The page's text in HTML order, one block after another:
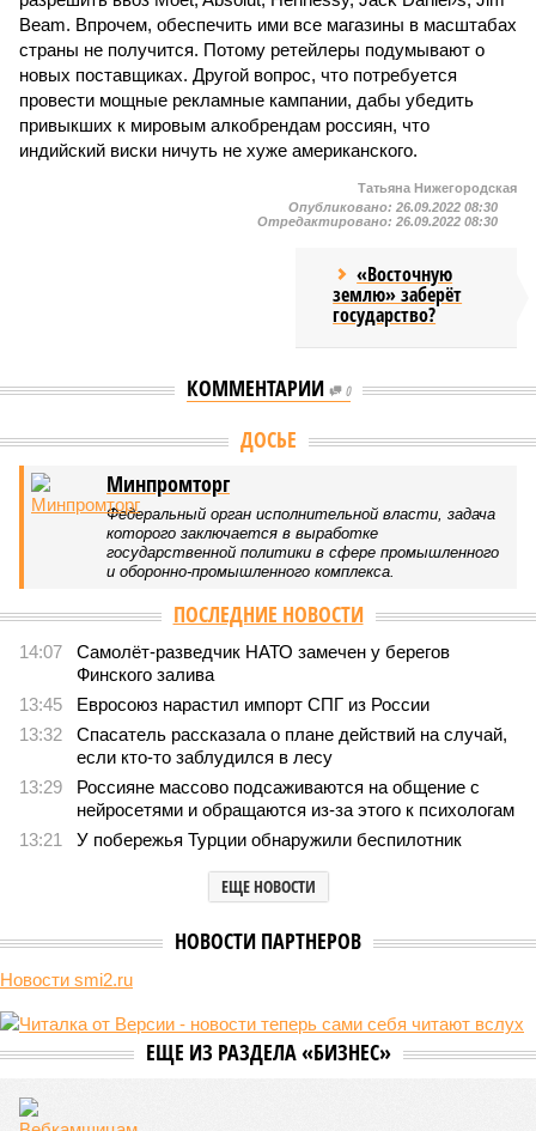
Beam. Впрочем, обеспечить ими все магазины в масштабах
страны не получится. Потому ретейлеры подумывают о
новых поставщиках. Другой вопрос, что потребуется
провести мощные рекламные кампании, дабы убедить
привыкших к мировым алкобрендам россиян, что
индийский виски ничуть не хуже американского.
Татьяна Нижегородская
Опубликовано: 26.09.2022 08:30
Отредактировано: 26.09.2022 08:30
«Восточную
землю» заберёт
государство?
КОММЕНТАРИИ 0
Версия //Конфликт //Монополия вкладывалась-вкладывалась в
Монополия вкладывалась-вкладывалась в Армению и
довкладывалась
РЖД против своей страны
Монополия вкладывалась-вкладывалась в Армению и довкладывалась
Премьер закавказской республики Никол Пашинян заявил, что
его страна может потребовать у Москвы до 2 млрд долларов
ежегодно за аренду Южно-Кавказской железной дороги (ЮКЖД).
В настоящий момент та эксплуатируется «дочкой» ОАО «РЖД»,
причём исключительно за российский счёт. И в
Еревану, а к гендиректору монополии Олегу Белозёрову.
По мнениюПашиняна
выходящего. Дескать, Ереван считает транспортную сеть
своей собственностью и теперь намерен просить за аренду
«железки» означенную сумму. При этом, как отмечают
эксперты, армянская сторона, выставляя этот счёт, не
раскрыла методику его калькуляции, то есть, получается,